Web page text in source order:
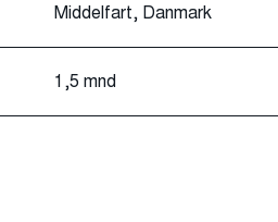
Middelfart, Danmark
1,5 mnd